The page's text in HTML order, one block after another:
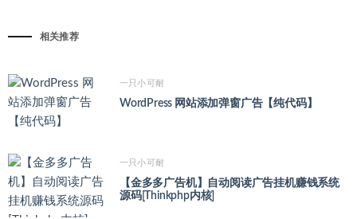
相关推荐
一只小可耐
WordPress 网站添加弹窗广告【纯代码】
一只小可耐
【金多多广告机】自动阅读广告挂机赚钱系统
源码[Thinkphp内核]